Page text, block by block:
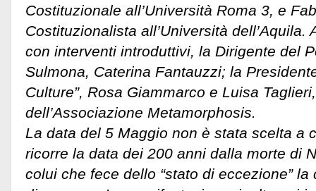
Costituzionale all’Università Roma 3, e
Costituzionalista all’Università dell’Aquila.
con interventi introduttivi, la Dirigente del
Sulmona, Caterina Fantauzzi; la
Culture”, Rosa Giammarco e Luisa
dell’Associazione Metamorphosis.
La data del 5 Maggio non è stata scelta a
ricorre la data dei 200 anni dalla morte di
colui che fece dello “stato di eccezione”